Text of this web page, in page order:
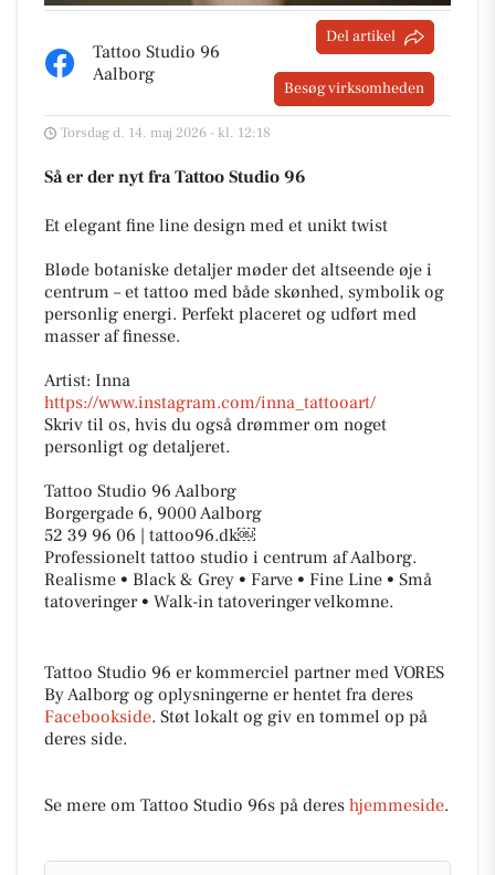
Tattoo Studio 96
Aalborg
Del artikel
Besøg virksomheden
Torsdag d. 14. maj 2026 - kl. 12:18
Så er der nyt fra Tattoo Studio 96
Et elegant fine line design med et unikt twist
Bløde botaniske detaljer møder det altseende øje i
centrum – et tattoo med både skønhed, symbolik og
personlig energi. Perfekt placeret og udført med
masser af finesse.
Artist: Inna
https://www.instagram.com/inna_tattooart/
Skriv til os, hvis du også drømmer om noget
personligt og detaljeret.
Tattoo Studio 96 Aalborg
Borgergade 6, 9000 Aalborg
52 39 96 06 | tattoo96.dk￼
Professionelt tattoo studio i centrum af Aalborg.
Realisme • Black & Grey • Farve • Fine Line • Små
tatoveringer • Walk-in tatoveringer velkomne.
Tattoo Studio 96 er kommerciel partner med VORES
By Aalborg og oplysningerne er hentet fra deres
Facebookside. Støt lokalt og giv en tommel op på
deres side.
Se mere om Tattoo Studio 96s på deres hjemmeside.